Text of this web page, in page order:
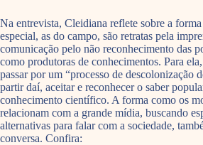
Na entrevista, Cleidiana reflete sobre a
especial, as do campo, são retratas pela
comunicação pelo não reconhecimento das
como produtoras de conhecimentos. Para
passar por um “processo de descolonização
partir daí, aceitar e reconhecer o saber
conhecimento científico. A forma como os
relacionam com a grande mídia, buscando
alternativas para falar com a sociedade,
conversa. Confira: